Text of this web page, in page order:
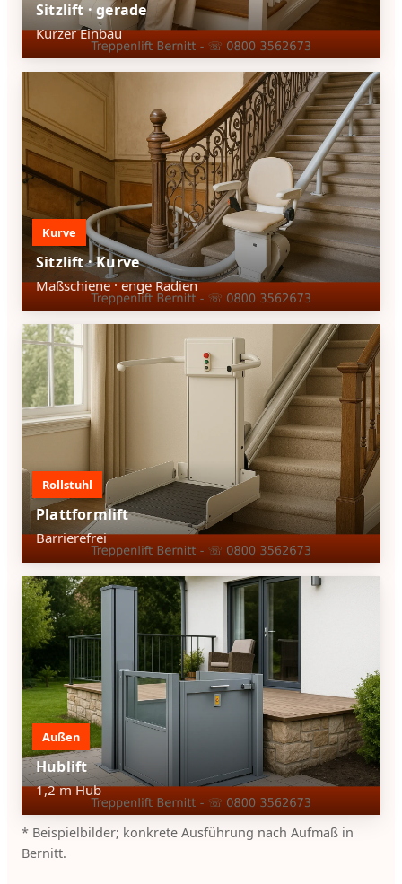
Sitzlift · gerade
Kurzer Einbau
Kurve
Sitzlift · Kurve
Maßschiene · enge Radien
Rollstuhl
Plattformlift
Barrierefrei
Außen
Hublift
1,2 m Hub
* Beispielbilder; konkrete Ausführung nach Aufmaß in
Bernitt.